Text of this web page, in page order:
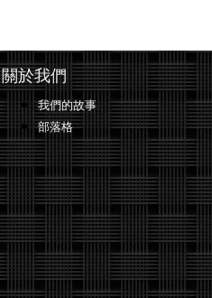
關於我們
我們的故事
部落格